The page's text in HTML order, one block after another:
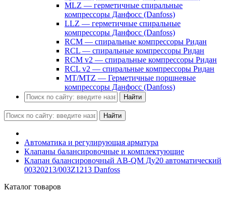
MLZ — герметичные спиральные
компрессоры Данфосс (Danfoss)
LLZ — герметичные спиральные
компрессоры Данфосс (Danfoss)
RCM — спиральные компрессоры Ридан
RCL — спиральные компрессоры Ридан
RCM v2 — спиральные компрессоры Ридан
RCL v2 — спиральные компрессоры Ридан
MT/MTZ — Герметичные поршневые
компрессоры Данфосс (Danfoss)
Найти
Найти
Автоматика и регулирующая арматура
Клапаны балансировочные и комплектующие
Клапан балансировочный AB-QM Ду20 автоматический
00320213/003Z1213 Danfoss
Каталог товаров